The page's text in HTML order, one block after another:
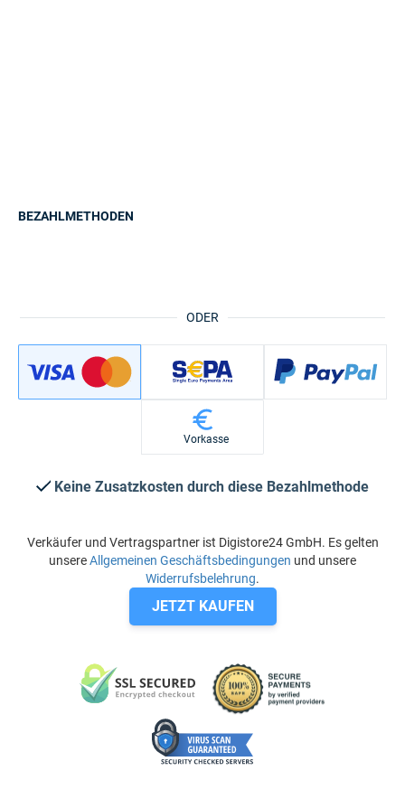
ODER
BEZAHLMETHODEN
Vorkasse
Keine Zusatzkosten durch diese Bezahlmethode
Verkäufer und Vertragspartner ist Digistore24 GmbH. Es gelten
unsereAllgemeinen Geschäftsbedingungen und unsere
Widerrufsbelehrung.
JETZT KAUFEN